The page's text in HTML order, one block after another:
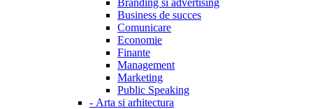
Branding si advertising
Business de succes
Comunicare
Economie
Finante
Management
Marketing
Public Speaking
- Arta si arhitectura